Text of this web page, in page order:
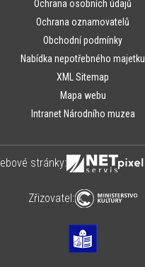
Ochrana osobních údajů
Ochrana oznamovatelů
Obchodní podmínky
Nabídka nepotřebného majetku
XML Sitemap
Mapa webu
Intranet Národního muzea
stránky:
Zřizovatel: